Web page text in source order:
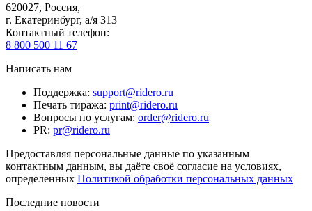
620027, Россия,
г. Екатеринбург, а/я 313
Контактный телефон:
8 800 500 11 67
Написать нам
Поддержка: support@ridero.ru
Печать тиража: print@ridero.ru
Вопросы по услугам: order@ridero.ru
PR: pr@ridero.ru
Предоставляя персональные данные по указанным
контактным данным, вы даёте своё согласие на условиях,
определенных Политикой обработки персональных данных
Последние новости